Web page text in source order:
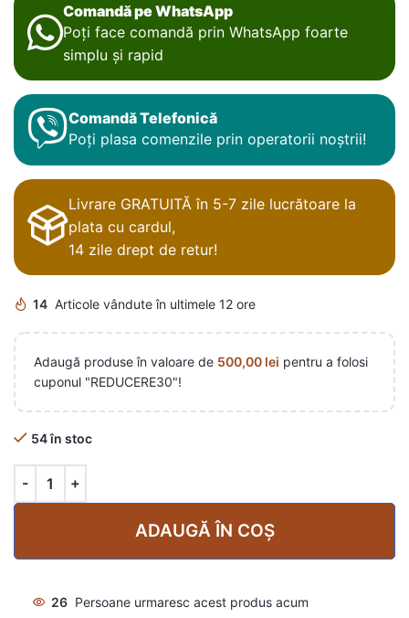
Comandă pe WhatsApp
Poți face comandă prin WhatsApp foarte
simplu și rapid
Comandă Telefonică
Poți plasa comenzile prin operatorii noștrii!
Livrare GRATUITĂ în 5-7 zile lucrătoare la
plata cu cardul,
14 zile drept de retur!
14 Articole vândute în ultimele 12 ore
Adaugă produse în valoare de 500,00 lei pentru a folosi
cuponul "REDUCERE30"!
54 în stoc
ADAUGĂ ÎN COȘ
26 Persoane urmaresc acest produs acum